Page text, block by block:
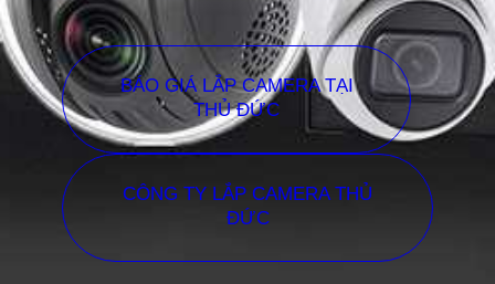
BÁO GIÁ LẮP CAMERA TẠI
THỦ ĐỨC
CÔNG TY LẮP CAMERA THỦ
ĐỨC